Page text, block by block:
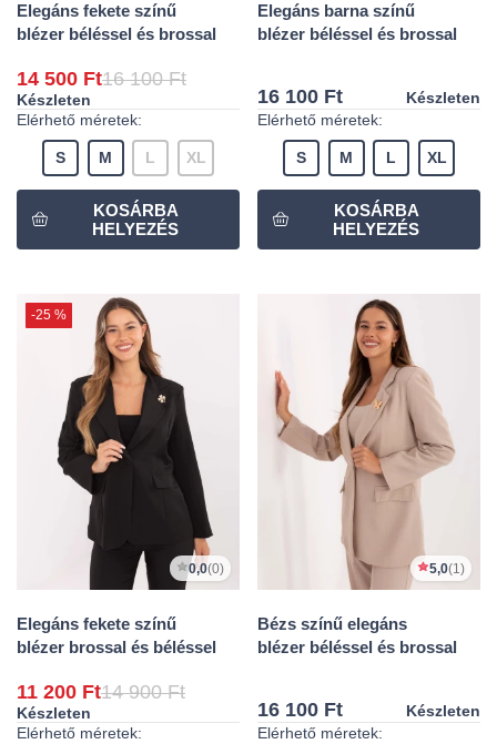
Elegáns fekete színű
blézer béléssel és brossal
14 500 Ft16 100 Ft
Készleten
Elérhető méretek:
S M L XL
Elegáns barna színű
blézer béléssel és brossal
16 100 Ft
Készleten
Elérhető méretek:
S M L XL
-25 %
0,0(0)
Elegáns fekete színű
blézer brossal és béléssel
11 200 Ft14 900 Ft
Készleten
Elérhető méretek:
5,0(1)
Bézs színű elegáns
blézer béléssel és brossal
16 100 Ft
Készleten
Elérhető méretek: